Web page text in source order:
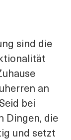
sind die
an
bei
Dingen, die
und setzt